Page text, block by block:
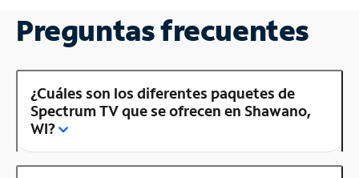
Preguntas frecuentes
¿Cuáles son los diferentes paquetes de
Spectrum TV que se ofrecen en Shawano,
WI?